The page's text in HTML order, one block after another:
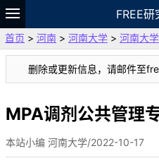
FREE
题库
故事 专题
VIP
资料
首页 > 河南 > 河南大学 > 河南大
删除或更新信息，请邮件至
MPA调剂公共管理
本站小编 河南大学/2022-10-17